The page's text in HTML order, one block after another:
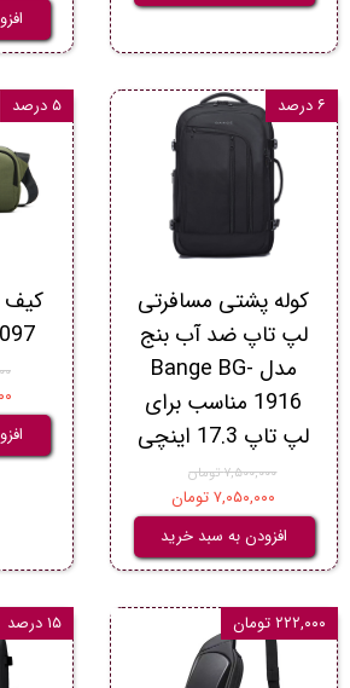
کوله پشتی مسافرتی
لپ تاپ ضد آب بنج
مدل Bange BG-
1916 مناسب برای
لپ تاپ 17.3 اینچی
۷,۵۰۰,۰۰۰ تومان
۷,۰۵۰,۰۰۰ تومان
افزودن به سبد خرید
۶ درصد
کیف
۵ درصد
۲۲۲,۰۰۰ تومان ۱۵ درصد